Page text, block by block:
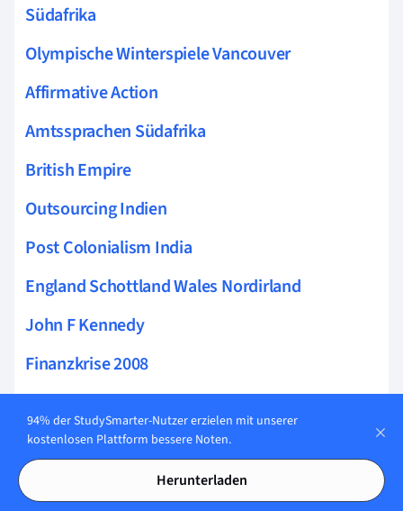
Südafrika
Olympische Winterspiele Vancouver
Affirmative Action
Amtssprachen Südafrika
British Empire
Outsourcing Indien
Post Colonialism India
England Schottland Wales Nordirland
John F Kennedy
Finanzkrise 2008
Immigrants in USA
Black Power Movement
94% der StudySmarter-Nutzer erzielen mit unserer
kostenlosen Plattform bessere Noten.
Herunterladen